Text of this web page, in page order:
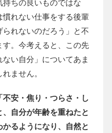
ちの良いものではな
慣れない仕事をする後輩
れないのだろう」と不
。今考えると、この先
い自分」についてあま
ません。
安・焦り・つらさ・し
自分が年齢を重ねたと
るようになり、自然と